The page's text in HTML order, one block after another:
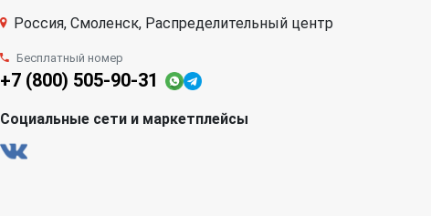
Россия, Смоленск, Распределительный центр
Бесплатный номер
+7 (800) 505-90-31
Социальные сети и маркетплейсы